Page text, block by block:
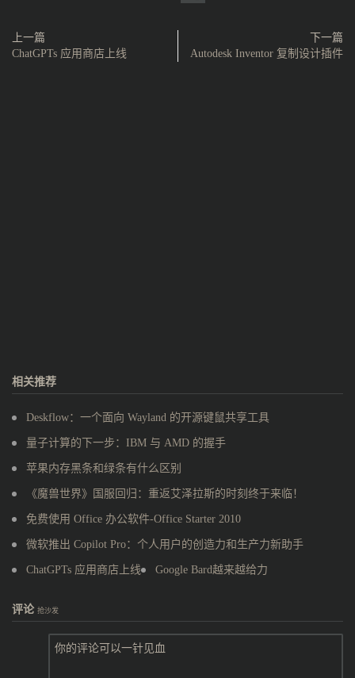
上一篇
ChatGPTs 应用商店上线
下一篇
Autodesk Inventor 复制设计插件
相关推荐
Deskflow：一个面向 Wayland 的开源键鼠共享工具
量子计算的下一步：IBM 与 AMD 的握手
苹果内存黑条和绿条有什么区别
《魔兽世界》国服回归：重返艾泽拉斯的时刻终于来临！
免费使用 Office 办公软件-Office Starter 2010
微软推出 Copilot Pro：个人用户的创造力和生产力新助手
ChatGPTs 应用商店上线 Google Bard越来越给力
评论 抢沙发